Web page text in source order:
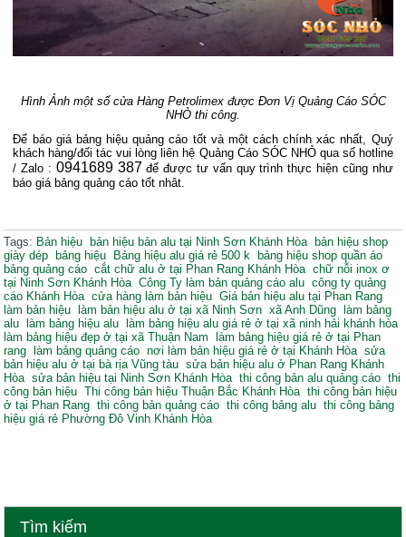
Hình Ảnh một số cửa Hàng Petrolimex được Đơn Vị Quảng Cáo SÓC
NHỎ thi công.
Để báo giá bảng hiệu quảng cáo tốt và một cách chính xác nhất, Quý
khách hàng/đối tác vui lòng liên hệ Quảng Cáo SÓC NHỎ qua số hotline
/ Zalo : 0941689 387 để được tư vấn quy trình thực hiện cũng như
báo giá bảng quảng cáo tốt nhât.
Tags: Bản hiệu bản hiệu bản alu tại Ninh Sơn Khánh Hòa bản hiệu shop
giày dép
bảng hiệu Bảng hiệu alu giá rẻ 500 k
bảng hiệu shop quần áo
bảng quảng cáo cắt chữ alu ở tại Phan Rang Khánh Hòa chữ nỗi inox ơ
tại Ninh Sơn Khánh Hòa Công Ty làm bản quảng cáo alu công ty quảng
cáo Khánh Hòa cửa hàng làm bản hiệu Giá bản hiệu alu tại Phan Rang
làm bản hiệu
làm bản hiệu alu ở tại xã Ninh Sơn xã Anh Dũng
làm bảng
alu
làm bảng hiệu alu
làm bảng hiệu alu giá rẻ ở tại xã ninh hải khánh hòa
làm bảng hiệu đẹp ở tại xã Thuận Nam
làm bảng hiệu giá rẻ ở tại Phan
rang
làm bảng quảng cáo nơi làm bản hiệu giá rẻ ở tại Khánh Hòa sửa
bản hiệu alu ở tại bà rịa Vũng tàu sửa bản hiệu alu ở Phan Rang Khánh
Hòa sửa bản hiệu tại Ninh Sơn Khánh Hòa thi công bản alu quảng cáo thi
công bản hiệu Thi công bản hiệu Thuận Bắc Khánh Hòa thi công bản hiệu
ở tại Phan Rang thi công bản quảng cáo thi công bảng alu thi công bảng
hiệu giá rẻ Phường Đô Vinh Khánh Hòa
Tìm kiếm